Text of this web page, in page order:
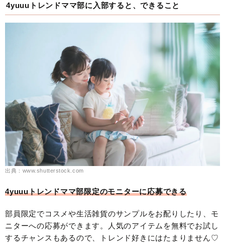
4yuuuトレンドママ部に入部すると、できること
出典：www.shutterstock.com
4yuuuトレンドママ部限定のモニターに応募できる
部員限定でコスメや生活雑貨のサンプルをお配りしたり、モ
ニターへの応募ができます。人気のアイテムを無料でお試し
するチャンスもあるので、トレンド好きにはたまりません♡